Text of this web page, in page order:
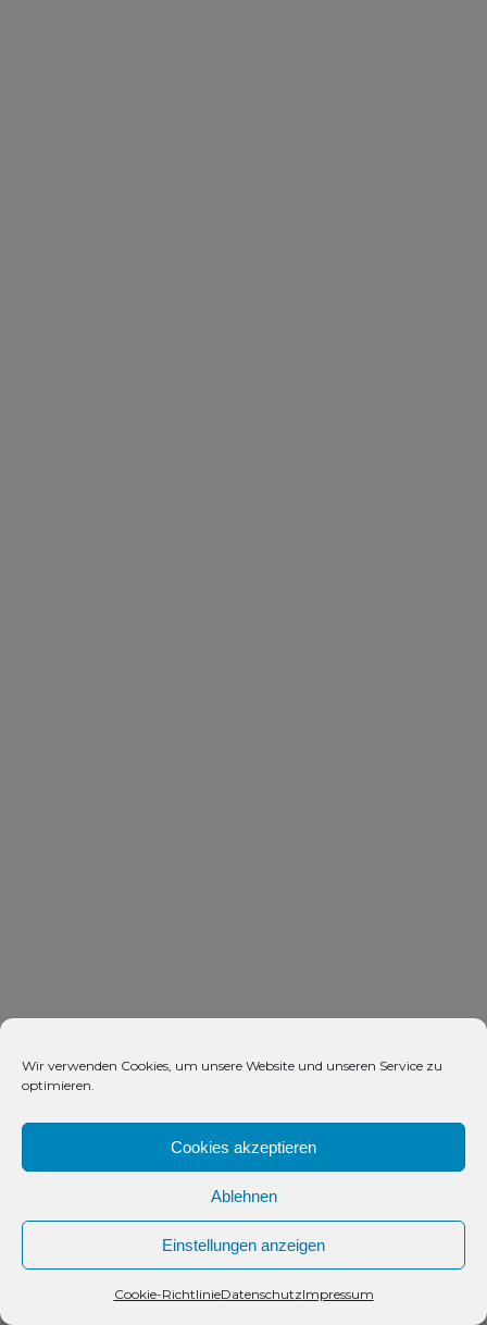
Wir verwenden Cookies, um unsere Website und unseren Service zu
optimieren.
Cookies akzeptieren
Ablehnen
Einstellungen anzeigen
Cookie-RichtlinieDatenschutzImpressum
Kontakt